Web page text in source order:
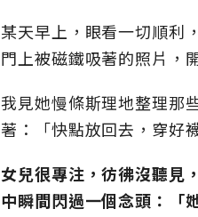
某天早上，眼看一切順利
門上被磁鐵吸著的照片，
我見她慢條斯理地整理那
著：「快點放回去，穿好
女兒很專注，彷彿沒聽見
中瞬間閃過一個念頭：「